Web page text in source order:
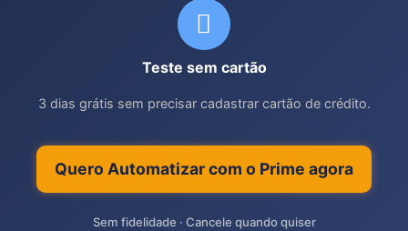
Teste sem cartão
3 dias grátis sem precisar cadastrar cartão de crédito.
Quero Automatizar com o Prime agora
Sem fidelidade · Cancele quando quiser